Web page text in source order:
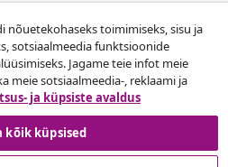
taganemine
nõuetekohaseks toimimiseks, sisu ja
sotsiaalmeedia funktsioonide
Jagame teie infot meie
meie sotsiaalmeedia-, reklaami ja
ja küpsiste avaldus
kõik küpsised